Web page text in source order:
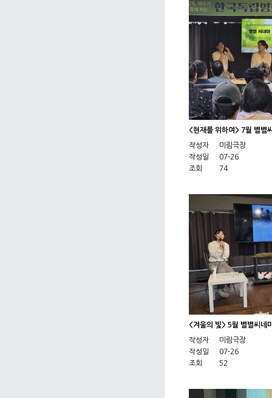
<현재를 위하여> 7월 별별
작성자
미림극장
작성일
07-26
조회
74
<겨울의 빛> 5월 별별씨네
작성자
미림극장
작성일
07-26
조회
52